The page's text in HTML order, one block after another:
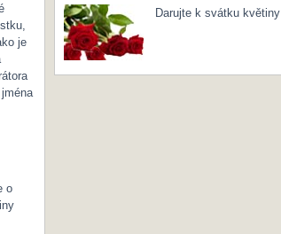
je
o
Darujte k svátku květiny